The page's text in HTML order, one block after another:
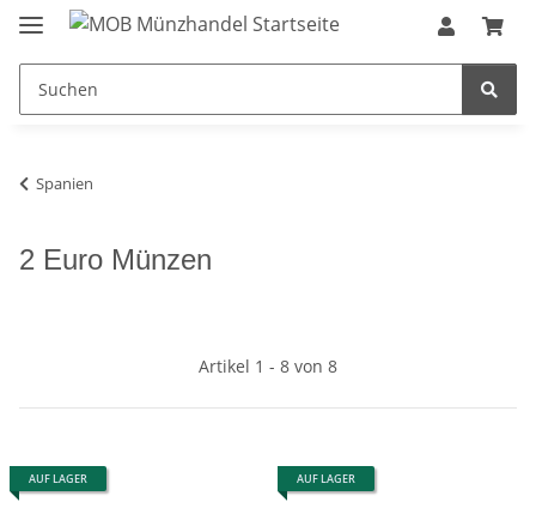
Spanien
2 Euro Münzen
Artikel 1 - 8 von 8
AUF LAGER AUF LAGER